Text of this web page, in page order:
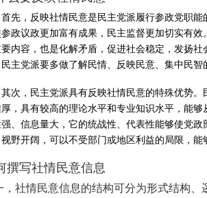
首先，反映社情民意是民主党派履行参政党职
政议政更加富有成果，民主监督更加切实有
要内容，也是化解矛盾，促进社会稳定，发扬
主党派要多做了解民情、反映民意、集中民
其次，民主党派具有反映社情民意的特殊优势
厚，具有较高的理论水平和专业知识水平，能
、信息量大，它的统战性、代表性能够使党
野开阔，可以不受部门或地区利益的局限，
撰写社情民意信息
，社情民意信息的结构可分为形式结构、